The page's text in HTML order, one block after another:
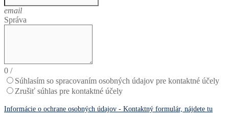
email
Správa
0 /
Súhlasím so spracovaním osobných údajov pre kontaktné účely
Zrušiť súhlas pre kontaktné účely
Informácie o ochrane osobných údajov - Kontaktný formulár, nájdete tu